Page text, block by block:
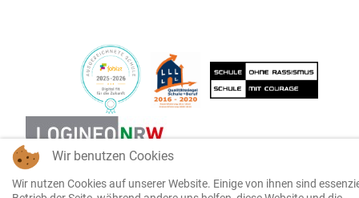
Wir benutzen Cookies
Wir nutzen Cookies auf unserer Website. Einige von ihnen sind